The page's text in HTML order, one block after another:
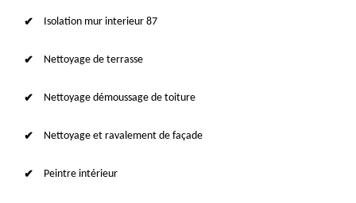
Isolation mur interieur 87
Nettoyage de terrasse
Nettoyage démoussage de toiture
Nettoyage et ravalement de façade
Peintre intérieur